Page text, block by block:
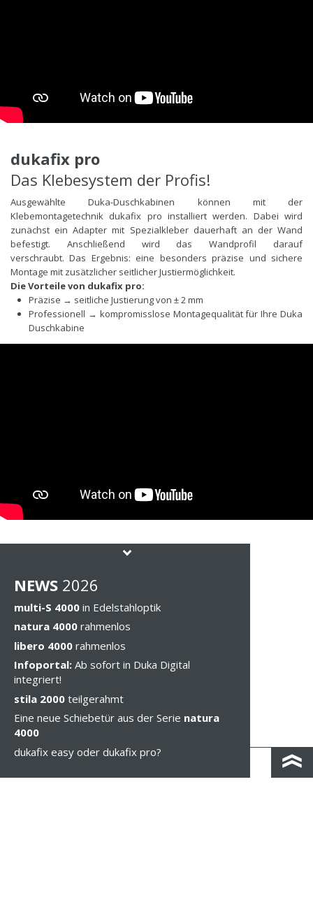
dukafix pro
Das Klebesystem der Profis!
Ausgewählte Duka-Duschkabinen können mit der
Klebemontagetechnik dukafix pro installiert werden. Dabei wird
zunächst ein Adapter mit Spezialkleber dauerhaft an der Wand
befestigt. Anschließend wird das Wandprofil darauf
verschraubt. Das Ergebnis: eine besonders präzise und sichere
Montage mit zusätzlicher seitlicher Justiermöglichkeit.
Die Vorteile von dukafix pro:
Präzise → seitliche Justierung von ± 2 mm
Professionell → kompromisslose Montagequalität für Ihre Duka
Duschkabine
NEWS 2026
multi-S 4000 in Edelstahloptik
natura 4000 rahmenlos
libero 4000 rahmenlos
Infoportal: Ab sofort in Duka Digital
integriert!
stila 2000 teilgerahmt
Eine neue Schiebetür aus der Serie natura
4000
dukafix easy oder dukafix pro?